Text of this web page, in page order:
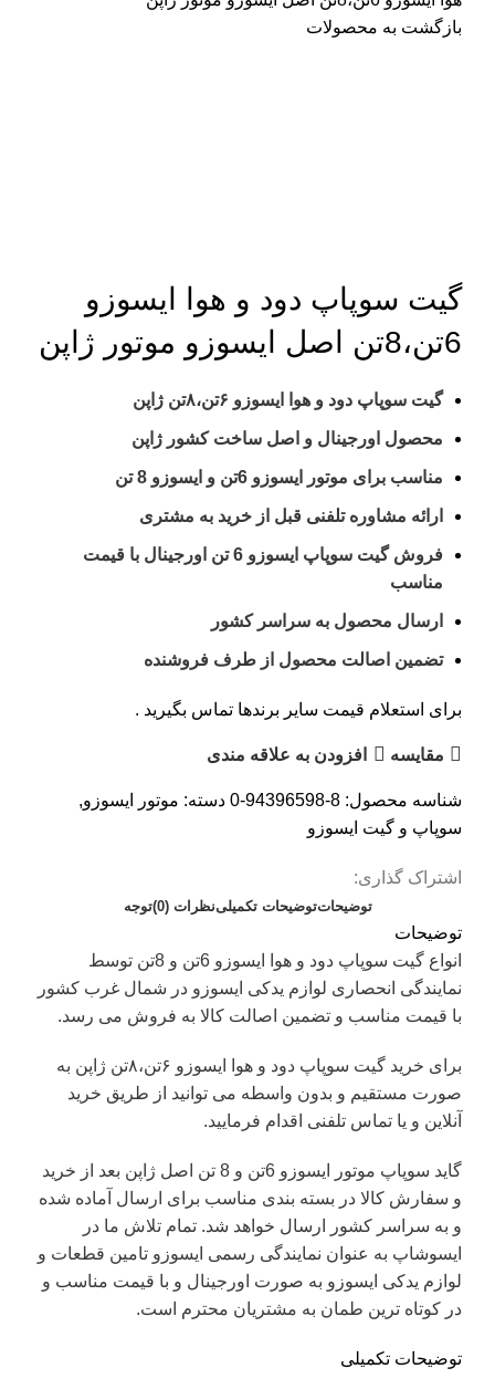
بازگشت به محصولات
گیت سوپاپ دود و هوا ایسوزو
6تن،8تن اصل ایسوزو موتور ژاپن
گیت سوپاپ دود و هوا ایسوزو ۶تن،۸تن ژاپن
محصول اورجینال و اصل ساخت کشور ژاپن
مناسب برای موتور ایسوزو 6تن و ایسوزو 8 تن
ارائه مشاوره تلفنی قبل از خرید به مشتری
فروش گیت سوپاپ ایسوزو 6 تن اورجینال با قیمت
مناسب
ارسال محصول به سراسر کشور
تضمین اصالت محصول از طرف فروشنده
برای استعلام قیمت سایر برندها تماس بگیرید .
مقایسه افزودن به علاقه مندی
شناسه محصول: 8-94396598-0 دسته: موتور ایسوزو,
سوپاپ و گیت ایسوزو
اشتراک گذاری:
توضیحاتتوضیحات تکمیلینظرات (0) توجه
توضیحات
انواع گیت سوپاپ دود و هوا ایسوزو 6تن و 8تن توسط
نمایندگی انحصاری لوازم یدکی ایسوزو در شمال غرب کشور
با قیمت مناسب و تضمین اصالت کالا به فروش می رسد.
برای خرید گیت سوپاپ دود و هوا ایسوزو ۶تن،۸تن ژاپن به
صورت مستقیم و بدون واسطه می توانید از طریق خرید
آنلاین و یا تماس تلفنی اقدام فرمایید.
گاید سوپاپ موتور ایسوزو 6تن و 8 تن اصل ژاپن بعد از خرید
و سفارش کالا در بسته بندی مناسب برای ارسال آماده شده
و به سراسر کشور ارسال خواهد شد. تمام تلاش ما در
ایسوشاپ به عنوان نمایندگی رسمی ایسوزو تامین قطعات و
لوازم یدکی ایسوزو به صورت اورجینال و با قیمت مناسب و
در کوتاه ترین طمان به مشتریان محترم است.
توضیحات تکمیلی